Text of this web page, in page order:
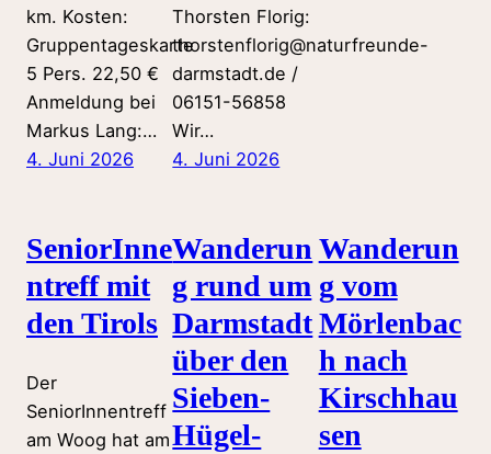
km. Kosten:
Gruppentageskarte
5 Pers. 22,50 €
Anmeldung bei
Markus Lang:…
4. Juni 2026
Thorsten Florig:
thorstenflorig@naturfreunde-
darmstadt.de /
06151-56858
Wir…
4. Juni 2026
SeniorInne
ntreff mit
den Tirols
Der
SeniorInnentreff
am Woog hat am
Wanderun
g rund um
Darmstadt
über den
Sieben-
Hügel-
Wanderun
g vom
Mörlenbac
h nach
Kirschhau
sen